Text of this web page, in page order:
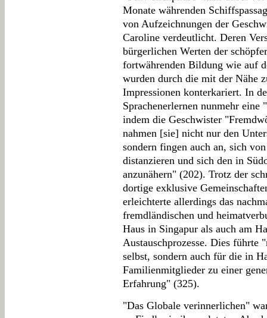
Monate währenden
von Aufzeichnungen der
Caroline verdeutlicht. Deren
bürgerlichen Werten der
fortwährenden Bildung wie auf
wurden durch die mit der Nähe
Impressionen konterkariert. In
Sprachenerlernen nunmehr
indem die Geschwister
nahmen [sie] nicht nur den
sondern fingen auch an, sich
distanzieren und sich den in
anzunähern" (202). Trotz der
dortige exklusive
erleichterte allerdings das
fremdländischen und
Haus in Singapur als auch am
Austauschprozesse. Dies führte
selbst, sondern auch für die in
Familienmitglieder zu einer
Erfahrung" (325).
"Das Globale verinnerlichen"